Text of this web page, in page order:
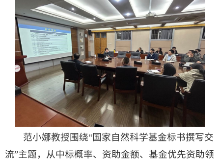
范小娜教授围绕“国家自然科学基金标书撰写交
流”主题，从中标概率、资助金额、基金优先资助领